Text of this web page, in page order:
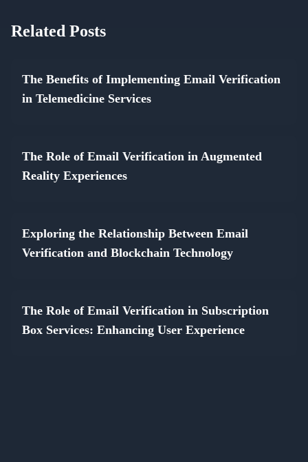
Related Posts
The Benefits of Implementing Email Verification
in Telemedicine Services
The Role of Email Verification in Augmented
Reality Experiences
Exploring the Relationship Between Email
Verification and Blockchain Technology
The Role of Email Verification in Subscription
Box Services: Enhancing User Experience